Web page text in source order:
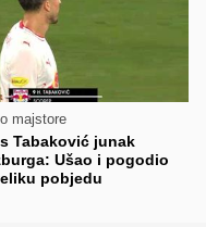
majstore
Tabaković junak
Ušao i pogodio
pobjedu